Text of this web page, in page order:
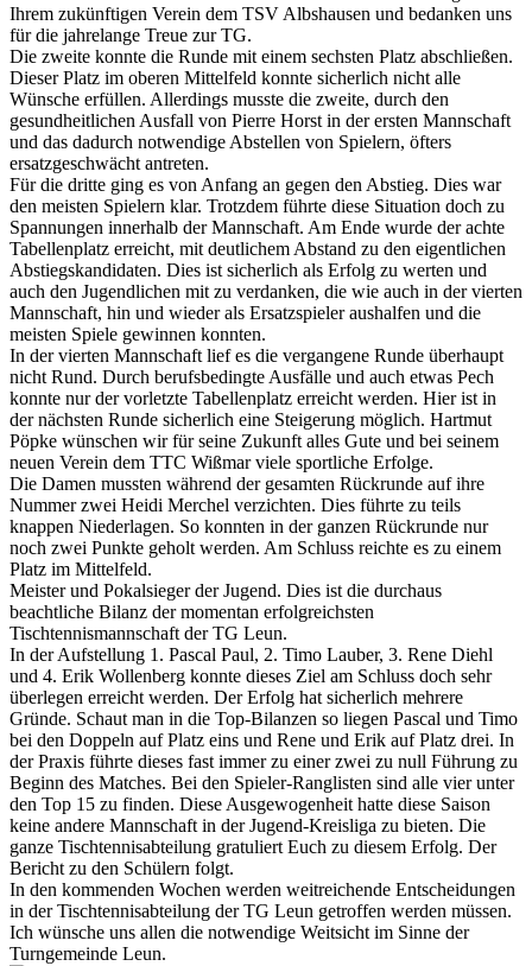
Ihrem zukünftigen Verein dem TSV Albshausen und bedanken uns
für die jahrelange Treue zur TG.
Die zweite konnte die Runde mit einem sechsten Platz abschließen.
Dieser Platz im oberen Mittelfeld konnte sicherlich nicht alle
Wünsche erfüllen. Allerdings musste die zweite, durch den
gesundheitlichen Ausfall von Pierre Horst in der ersten Mannschaft
und das dadurch notwendige Abstellen von Spielern, öfters
ersatzgeschwächt antreten.
Für die dritte ging es von Anfang an gegen den Abstieg. Dies war
den meisten Spielern klar. Trotzdem führte diese Situation doch zu
Spannungen innerhalb der Mannschaft. Am Ende wurde der achte
Tabellenplatz erreicht, mit deutlichem Abstand zu den eigentlichen
Abstiegskandidaten. Dies ist sicherlich als Erfolg zu werten und
auch den Jugendlichen mit zu verdanken, die wie auch in der vierten
Mannschaft, hin und wieder als Ersatzspieler aushalfen und die
meisten Spiele gewinnen konnten.
In der vierten Mannschaft lief es die vergangene Runde überhaupt
nicht Rund. Durch berufsbedingte Ausfälle und auch etwas Pech
konnte nur der vorletzte Tabellenplatz erreicht werden. Hier ist in
der nächsten Runde sicherlich eine Steigerung möglich. Hartmut
Pöpke wünschen wir für seine Zukunft alles Gute und bei seinem
neuen Verein dem TTC Wißmar viele sportliche Erfolge.
Die Damen mussten während der gesamten Rückrunde auf ihre
Nummer zwei Heidi Merchel verzichten. Dies führte zu teils
knappen Niederlagen. So konnten in der ganzen Rückrunde nur
noch zwei Punkte geholt werden. Am Schluss reichte es zu einem
Platz im Mittelfeld.
Meister und Pokalsieger der Jugend. Dies ist die durchaus
beachtliche Bilanz der momentan erfolgreichsten
Tischtennismannschaft der TG Leun.
In der Aufstellung 1. Pascal Paul, 2. Timo Lauber, 3. Rene Diehl
und 4. Erik Wollenberg konnte dieses Ziel am Schluss doch sehr
überlegen erreicht werden. Der Erfolg hat sicherlich mehrere
Gründe. Schaut man in die Top-Bilanzen so liegen Pascal und Timo
bei den Doppeln auf Platz eins und Rene und Erik auf Platz drei. In
der Praxis führte dieses fast immer zu einer zwei zu null Führung zu
Beginn des Matches. Bei den Spieler-Ranglisten sind alle vier unter
den Top 15 zu finden. Diese Ausgewogenheit hatte diese Saison
keine andere Mannschaft in der Jugend-Kreisliga zu bieten. Die
ganze Tischtennisabteilung gratuliert Euch zu diesem Erfolg. Der
Bericht zu den Schülern folgt.
In den kommenden Wochen werden weitreichende Entscheidungen
in der Tischtennisabteilung der TG Leun getroffen werden müssen.
Ich wünsche uns allen die notwendige Weitsicht im Sinne der
Turngemeinde Leun.